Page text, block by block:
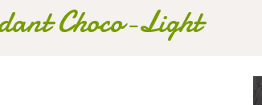
Choco-Light